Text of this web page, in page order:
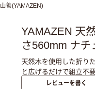
山善(YAMAZEN)
YAMAZEN 天
さ560mm ナチ
天然木を使用した折り
と広げるだけで組立不要
レビューを書く